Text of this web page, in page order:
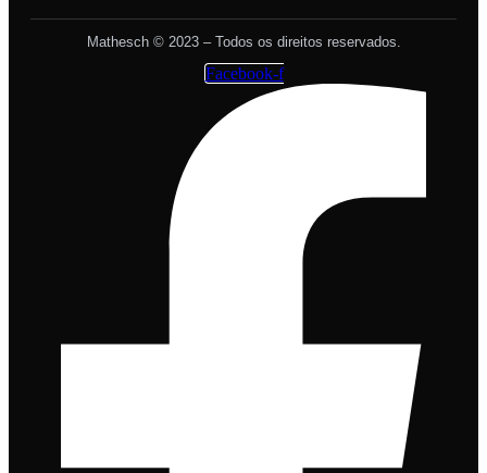
Mathesch © 2023 – Todos os direitos reservados.
Facebook-f